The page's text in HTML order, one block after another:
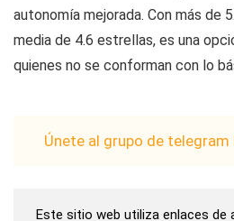
autonomía mejorada. Con más de
media de 4.6 estrellas, es una
quienes no se conforman con lo
Únete al grupo de
Este sitio web utiliza enlaces de